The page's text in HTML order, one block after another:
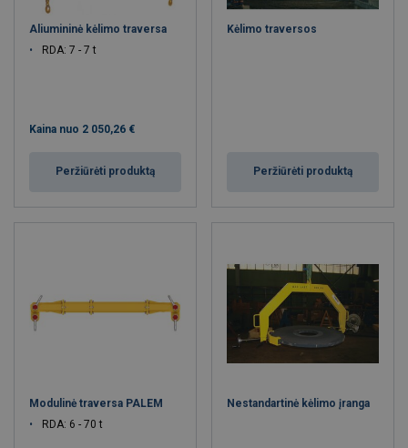
Aliumininė kėlimo traversa
RDA: 7 - 7 t
Kaina nuo 2 050,26 €
Peržiūrėti produktą
Kėlimo traversos
Peržiūrėti produktą
Modulinė traversa PALEM
RDA: 6 - 70 t
Nestandartinė kėlimo įranga